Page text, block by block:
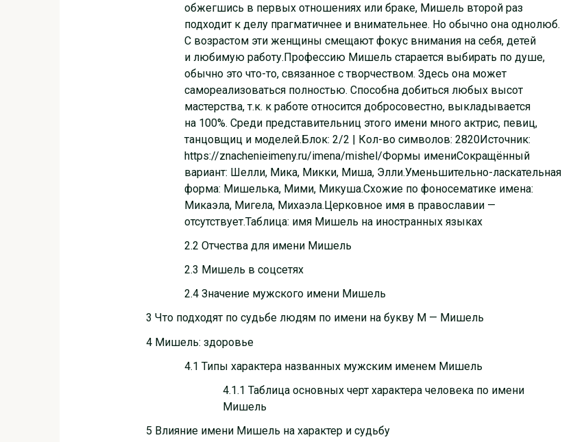
обжегшись в первых отношениях или браке, Мишель второй раз
подходит к делу прагматичнее и внимательнее. Но обычно она однолюб.
С возрастом эти женщины смещают фокус внимания на себя, детей
и любимую работу.Профессию Мишель старается выбирать по душе,
обычно это что-то, связанное с творчеством. Здесь она может
самореализоваться полностью. Способна добиться любых высот
мастерства, т.к. к работе относится добросовестно, выкладывается
на 100%. Среди представительниц этого имени много актрис, певиц,
танцовщиц и моделей.Блок: 2/2 | Кол-во символов: 2820Источник:
https://znachenieimeny.ru/imena/mishel/Формы имениСокращённый
вариант: Шелли, Мика, Микки, Миша, Элли.Уменьшительно-ласкательная
форма: Мишелька, Мими, Микуша.Схожие по фоносематике имена:
Микаэла, Мигела, Михаэла.Церковное имя в православии —
отсутствует.Таблица: имя Мишель на иностранных языках
2.2 Отчества для имени Мишель
2.3 Мишель в соцсетях
2.4 Значение мужского имени Мишель
3 Что подходят по судьбе людям по имени на букву М — Мишель
4 Мишель: здоровье
4.1 Типы характера названных мужским именем Мишель
4.1.1 Таблица основных черт характера человека по имени
Мишель
5 Влияние имени Мишель на характер и судьбу